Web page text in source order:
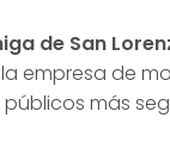
de San
empresa de
más